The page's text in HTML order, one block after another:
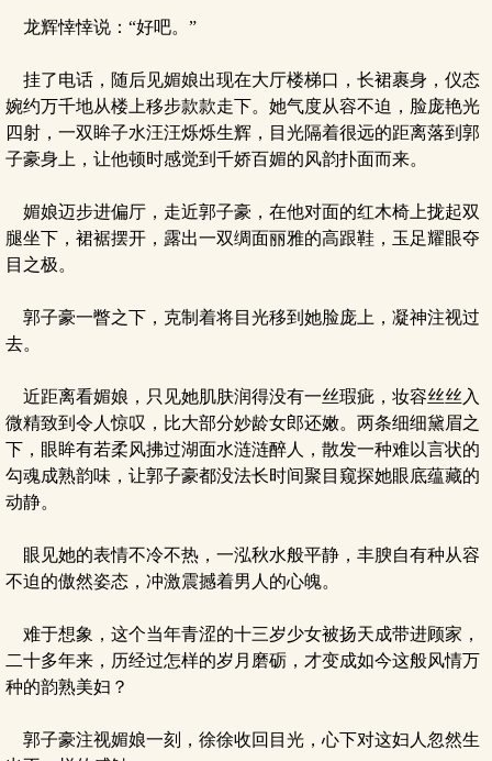
龙辉悻悻说：“好吧。”
挂了电话，随后见媚娘出现在大厅楼梯口，长裙裹身，仪态
婉约万千地从楼上移步款款走下。她气度从容不迫，脸庞艳光
四射，一双眸子水汪汪烁烁生辉，目光隔着很远的距离落到郭
子豪身上，让他顿时感觉到千娇百媚的风韵扑面而来。
媚娘迈步进偏厅，走近郭子豪，在他对面的红木椅上拢起双
腿坐下，裙裾摆开，露出一双绸面丽雅的高跟鞋，玉足耀眼夺
目之极。
郭子豪一瞥之下，克制着将目光移到她脸庞上，凝神注视过
去。
近距离看媚娘，只见她肌肤润得没有一丝瑕疵，妆容丝丝入
微精致到令人惊叹，比大部分妙龄女郎还嫩。两条细细黛眉之
下，眼眸有若柔风拂过湖面水涟涟醉人，散发一种难以言状的
勾魂成熟韵味，让郭子豪都没法长时间聚目窥探她眼底蕴藏的
动静。
眼见她的表情不冷不热，一泓秋水般平静，丰腴自有种从容
不迫的傲然姿态，冲激震撼着男人的心魄。
难于想象，这个当年青涩的十三岁少女被扬天成带进顾家，
二十多年来，历经过怎样的岁月磨砺，才变成如今这般风情万
种的韵熟美妇？
郭子豪注视媚娘一刻，徐徐收回目光，心下对这妇人忽然生